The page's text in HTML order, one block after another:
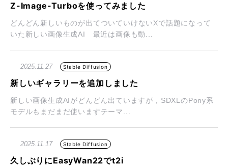
Z-Image-Turboを使ってみました
どんどん新しいものが出てついていけないXで話題になって
いた新しい画像生成AI 最近は画像も動...
2025.11.27 Stable Diffusion
新しいギャラリーを追加しました
新しい画像生成AIがどんどん出ていますが，SDXLのPony系
モデルもまだまだ使いますテーマ...
2025.11.17 Stable Diffusion
久しぶりにEasyWan22でt2i